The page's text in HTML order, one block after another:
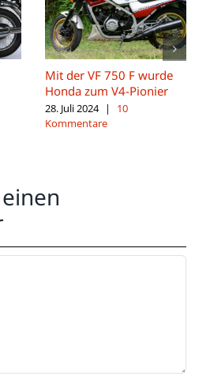
Mit der VF 750 F wurde
Honda zum V4-Pionier
28. Juli 2024 |
10
Kommentare